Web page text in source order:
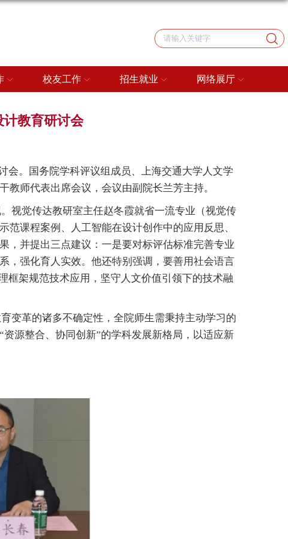
校友工作 招生就业 网络展厅
教育研讨会
会。国务院学科评议组成员、上海交通大学人文学
师代表出席会议，会议由副院长兰芳主持。
视觉传达教研室主任赵冬霞就省一流专业（视觉传
课程案例、人工智能在设计创作中的应用反思、
，并提出三点建议：一是要对标评估标准完善专业
，强化育人实效。他还特别强调，要善用社会语言
框架规范技术应用，坚守人文价值引领下的技术融
变革的诸多不确定性，全院师生需秉持主动学习的
源整合、协同创新”的学科发展新格局，以适应新